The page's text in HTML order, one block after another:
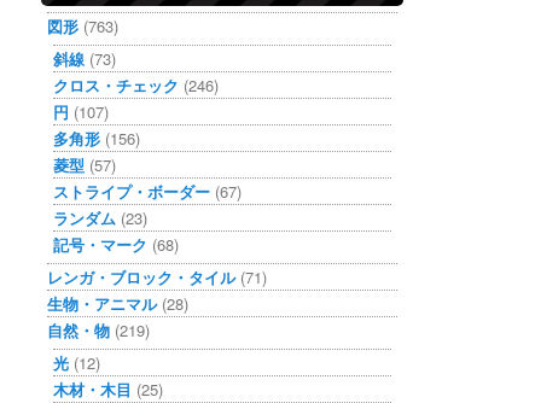
図形 (763)
斜線 (73)
クロス・チェック (246)
円 (107)
多角形 (156)
菱型 (57)
ストライプ・ボーダー (67)
ランダム (23)
記号・マーク (68)
レンガ・ブロック・タイル(71)
生物・アニマル(28)
自然・物 (219)
光 (12)
木材・木目 (25)